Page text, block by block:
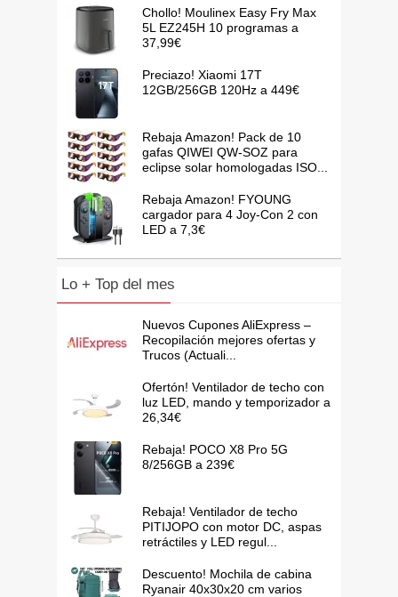
Chollo! Moulinex Easy Fry Max
5L EZ245H 10 programas a
37,99€
Preciazo! Xiaomi 17T
12GB/256GB 120Hz a 449€
Rebaja Amazon! Pack de 10
gafas QIWEI QW-SOZ para
eclipse solar homologadas ISO...
Rebaja Amazon! FYOUNG
cargador para 4 Joy-Con 2 con
LED a 7,3€
Lo + Top del mes
Nuevos Cupones AliExpress –
Recopilación mejores ofertas y
Trucos (Actuali...
Ofertón! Ventilador de techo con
luz LED, mando y temporizador a
26,34€
Rebaja! POCO X8 Pro 5G
8/256GB a 239€
Rebaja! Ventilador de techo
PITIJOPO con motor DC, aspas
retráctiles y LED regul...
Descuento! Mochila de cabina
Ryanair 40x30x20 cm varios